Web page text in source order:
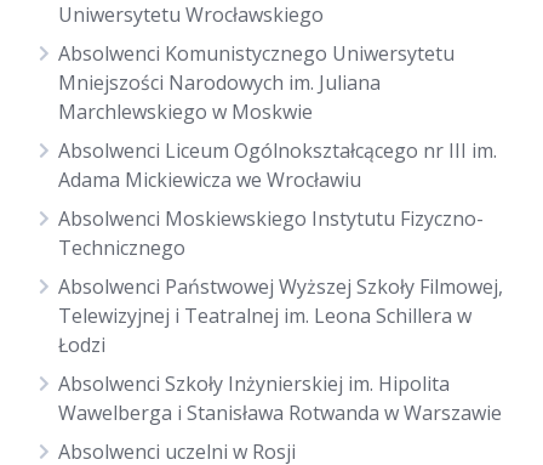
Uniwersytetu Wrocławskiego
Absolwenci Komunistycznego Uniwersytetu
Mniejszości Narodowych im. Juliana
Marchlewskiego w Moskwie
Absolwenci Liceum Ogólnokształcącego nr III im.
Adama Mickiewicza we Wrocławiu
Absolwenci Moskiewskiego Instytutu Fizyczno-
Technicznego
Absolwenci Państwowej Wyższej Szkoły Filmowej,
Telewizyjnej i Teatralnej im. Leona Schillera w
Łodzi
Absolwenci Szkoły Inżynierskiej im. Hipolita
Wawelberga i Stanisława Rotwanda w Warszawie
Absolwenci uczelni w Rosji